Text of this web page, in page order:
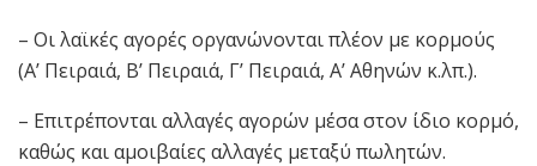
– Οι λαϊκές αγορές οργανώνονται πλέον με κορμούς
(Α’ Πειραιά, Β’ Πειραιά, Γ’ Πειραιά, Α’ Αθηνών κ.λπ.).
– Επιτρέπονται αλλαγές αγορών μέσα στον ίδιο κορμό,
καθώς και αμοιβαίες αλλαγές μεταξύ πωλητών.